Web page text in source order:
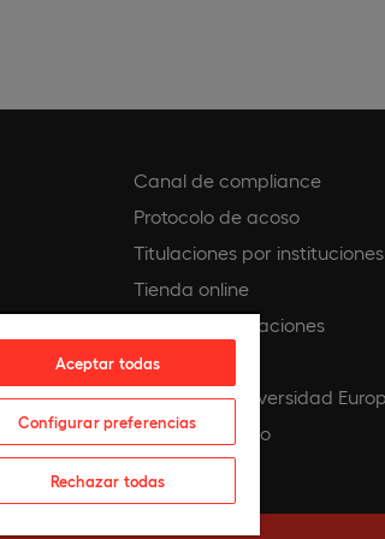
Canal de compliance
Protocolo de acoso
Titulaciones por instituciones
Tienda online
Buscando Vocaciones
Europeamedia
Fundación Universidad
Únete al equipo
Aceptar todas
Configurar preferencias
Rechazar todas